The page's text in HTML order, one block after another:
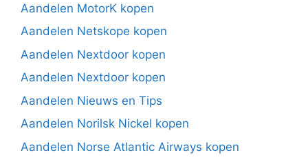
Aandelen MotorK kopen
Aandelen Netskope kopen
Aandelen Nextdoor kopen
Aandelen Nextdoor kopen
Aandelen Nieuws en Tips
Aandelen Norilsk Nickel kopen
Aandelen Norse Atlantic Airways kopen